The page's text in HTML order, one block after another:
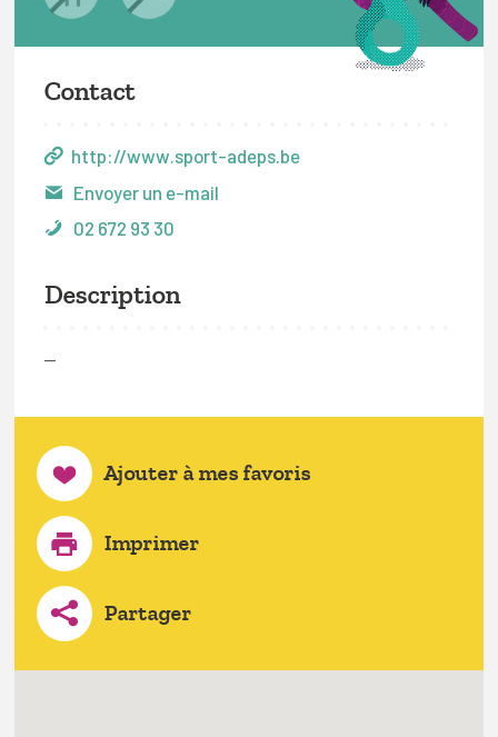
Contact
http://www.sport-adeps.be
Envoyer un e-mail
02 672 93 30
Description
—
Ajouter à mes favoris
Imprimer
Partager